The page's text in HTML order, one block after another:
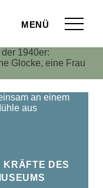
Menü
Kräfte des